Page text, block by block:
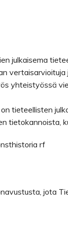
julkaisema
yhteistyössä
tieteellisten
tietokannoista,
rf
jota